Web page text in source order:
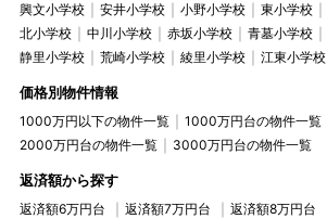
興文小学校 安井小学校 小野小学校 東小学校
北小学校
中川小学校 赤坂小学校 青墓小学校
静里小学校
荒崎小学校 綾里小学校 江東小学校
価格別物件情報
1000万円以下の物件一覧
1000万円台の物件一覧
2000万円台の物件一覧
3000万円台の物件一覧
返済額から探す
返済額6万円台 返済額7万円台 返済額8万円台